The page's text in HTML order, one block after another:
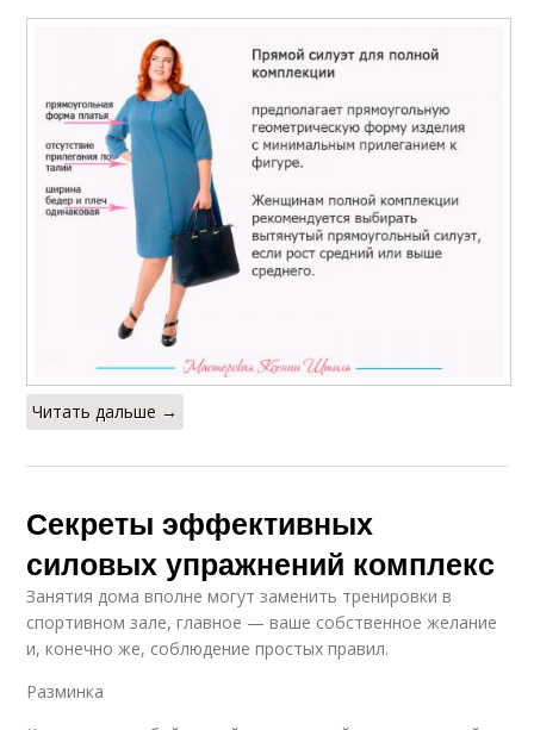
Читать дальше →
Секреты эффективных
силовых упражнений комплекс
Занятия дома вполне могут заменить тренировки в
спортивном зале, главное — ваше собственное желание
и, конечно же, соблюдение простых правил.
Разминка